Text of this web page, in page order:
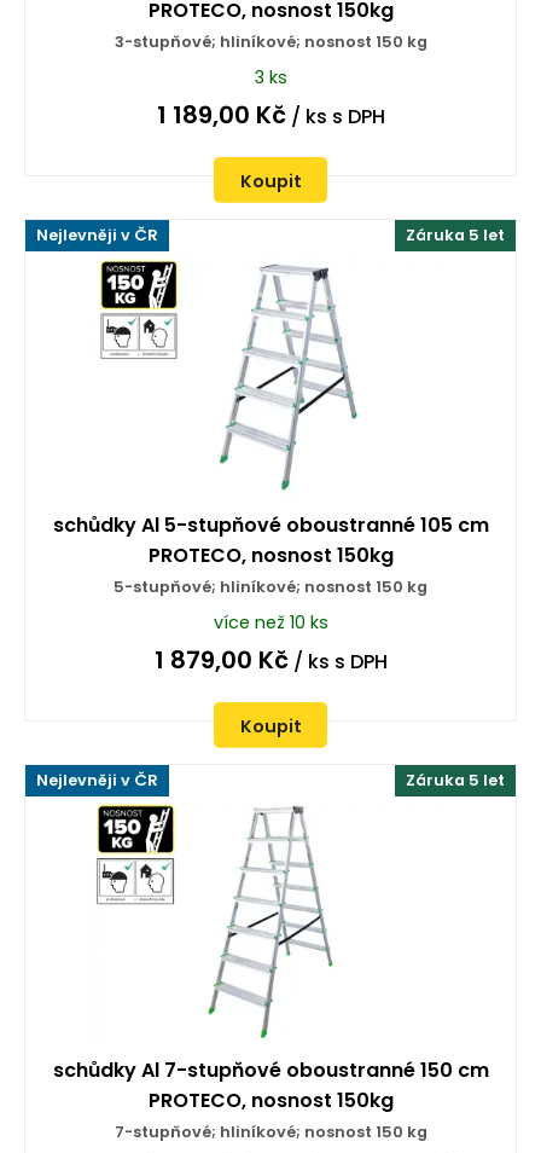
PROTECO, nosnost 150kg
3-stupňové; hliníkové; nosnost 150 kg
3 ks
1 189,00 Kč/ ks s DPH
Koupit
Záruka 5 let
Nejlevněji v ČR
schůdky Al 5-stupňové oboustranné 105 cm
PROTECO, nosnost 150kg
5-stupňové; hliníkové; nosnost 150 kg
více než 10 ks
1 879,00 Kč/ ks s DPH
Koupit
Záruka 5 let
Nejlevněji v ČR
schůdky Al 7-stupňové oboustranné 150 cm
PROTECO, nosnost 150kg
7-stupňové; hliníkové; nosnost 150 kg